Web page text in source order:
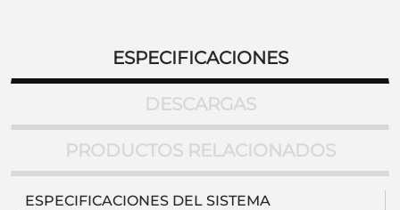
ESPECIFICACIONES
DESCARGAS
PRODUCTOS RELACIONADOS
ESPECIFICACIONES DEL SISTEMA